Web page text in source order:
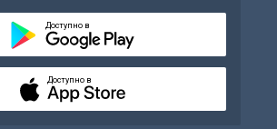
Доступно в
Доступно в